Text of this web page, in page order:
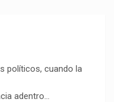
políticos, cuando la
adentro…